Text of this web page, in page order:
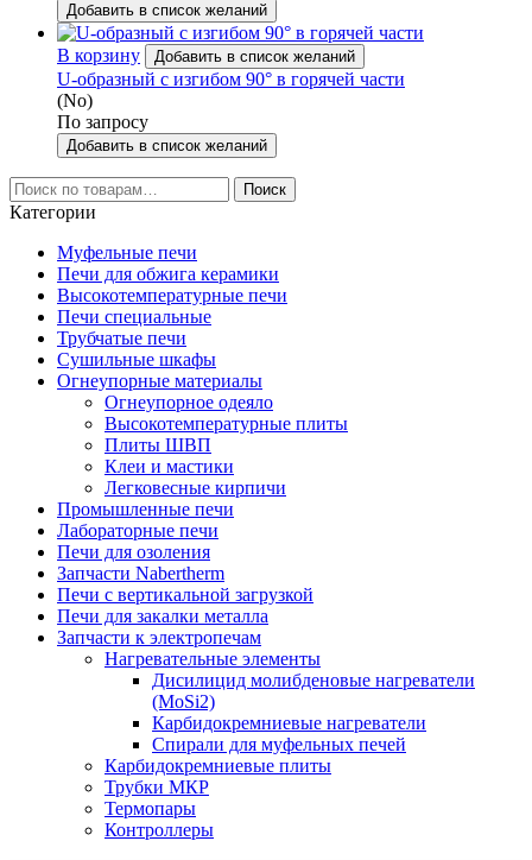
Добавить в список желаний
В корзину Добавить в список желаний
U-образный с изгибом 90° в горячей части
(No)
По запросу
Добавить в список желаний
Искать: Поиск
Категории
Муфельные печи
Печи для обжига керамики
Высокотемпературные печи
Печи специальные
Трубчатые печи
Сушильные шкафы
Огнеупорные материалы
Огнеупорное одеяло
Высокотемпературные плиты
Плиты ШВП
Клеи и мастики
Легковесные кирпичи
Промышленные печи
Лабораторные печи
Печи для озоления
Запчасти Nabertherm
Печи с вертикальной загрузкой
Печи для закалки металла
Запчасти к электропечам
Нагревательные элементы
Дисилицид молибденовые нагреватели
(MoSi2)
Карбидокремниевые нагреватели
Спирали для муфельных печей
Карбидокремниевые плиты
Трубки МКР
Термопары
Контроллеры